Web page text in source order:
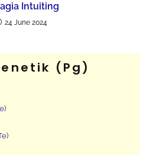
Intuiting
24 June 2024
(pg)